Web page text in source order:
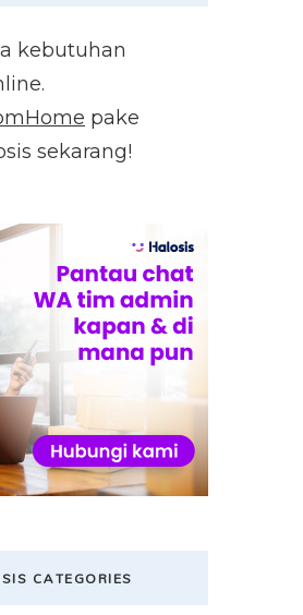
kebutuhan
pake
sekarang!
CATEGORIES